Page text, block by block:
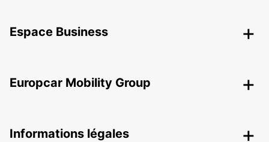
Espace Business
Europcar Mobility Group
Informations légales